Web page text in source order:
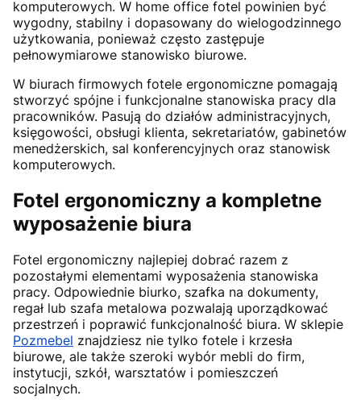
komputerowych. W home office fotel powinien być
wygodny, stabilny i dopasowany do wielogodzinnego
użytkowania, ponieważ często zastępuje
pełnowymiarowe stanowisko biurowe.
W biurach firmowych fotele ergonomiczne pomagają
stworzyć spójne i funkcjonalne stanowiska pracy dla
pracowników. Pasują do działów administracyjnych,
księgowości, obsługi klienta, sekretariatów, gabinetów
menedżerskich, sal konferencyjnych oraz stanowisk
komputerowych.
Fotel ergonomiczny a kompletne
wyposażenie biura
Fotel ergonomiczny najlepiej dobrać razem z
pozostałymi elementami wyposażenia stanowiska
pracy. Odpowiednie biurko, szafka na dokumenty,
regał lub szafa metalowa pozwalają uporządkować
przestrzeń i poprawić funkcjonalność biura. W sklepie
Pozmebel znajdziesz nie tylko fotele i krzesła
biurowe, ale także szeroki wybór mebli do firm,
instytucji, szkół, warsztatów i pomieszczeń
socjalnych.